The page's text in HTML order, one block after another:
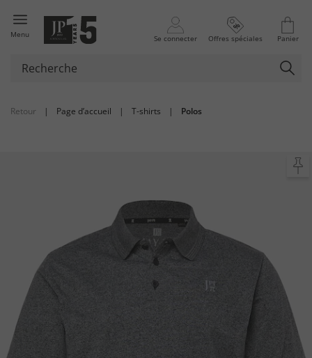
Menu Se connecter Offres spéciales Panier
Retour | Page d’accueil | T-shirts | Polos